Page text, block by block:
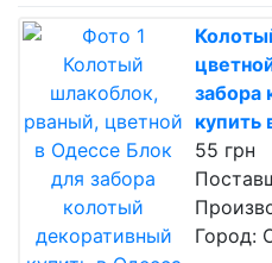
забора
купить
55 грн
Город: